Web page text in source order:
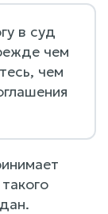
в суд
чем
чем